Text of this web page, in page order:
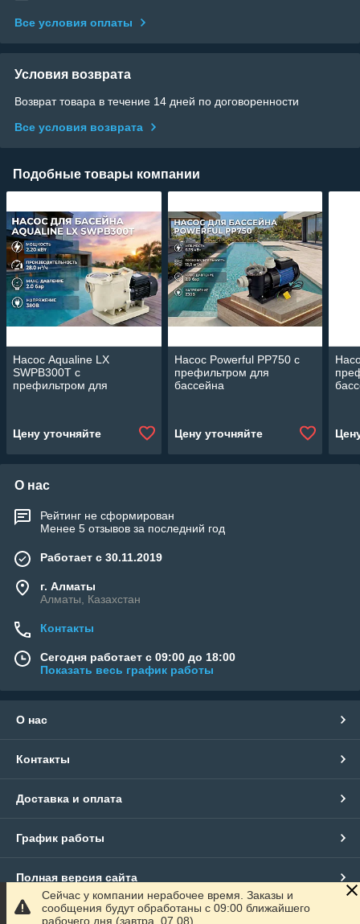
Все условия оплаты
Условия возврата
Возврат товара в течение 14 дней по договоренности
Все условия возврата
Подобные товары компании
Насос Aqualine LX
SWPB300T c
префильтром для
Цену уточняйте
Насос Powerful PP750 c
префильтром для
бассейна
Цену уточняйте
О нас
Рейтинг не сформирован
Менее 5 отзывов за последний год
Работает с 30.11.2019
г. Алматы
Алматы, Казахстан
Контакты
Сегодня работает с 09:00 до 18:00
Показать весь график работы
О нас
Контакты
Доставка и оплата
График работы
Полная версия сайта
Сайт создан на маркетплейсеSatu.kz
Сейчас у компании нерабочее время. Заказы и
сообщения будут обработаны с 09:00 ближайшего
рабочего дня (завтра, 07.08)